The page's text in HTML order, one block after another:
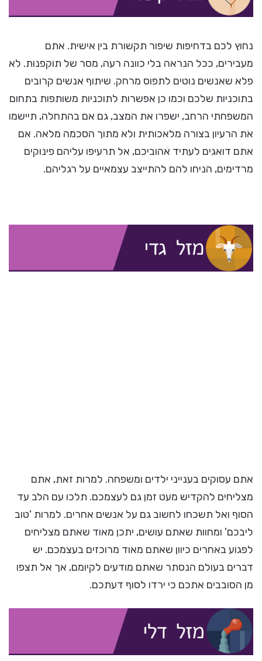
נחוץ לכם בדחיפות שיפור תקשורת בין אישית. אתם
מעבירים, ככל הנראה בלי כוונה רעה, מסר של תוקפנות. לא
פלא שאנשים נוטים לתפוס מרחק. שיתוף אנשים קרובים
בתוכניות שלכם וכמו כן אפשרות לתוכניות משותפות בתחום
המשפחתי הרחב, ישפרו את המצב, גם אם בהתחלה, תיישמו
את הרעיון בצורה מלאכותית ולא מתוך הסכמה מלאה. אם
אתם דואגים לעתיד אהוביכם, אל תרעיפו עליהם פינוקים
מרדימים, הניחו להם להתייצב עצמאיים על רגליהם.
אתם עסוקים בענייני ילדים ומשפחה. למרות זאת, אתם
מצליחים להקדיש מעט זמן גם לעצמכם. תלכו עם הלב עד
הסוף ואל תשכחו לחשוב גם על אנשים אחרים. למרות 'טוב
ליבכם' ומחוות שאתם עושים, יתכן מאוד שאתם מצליחים
לפגוע באחרים כיוון שאתם מאוד מרוכזים בעצמכם. יש
דברים בעולם הנסתר שאתם מודעים לקיומם, אך אל תצפו
מן הסובבים אתכם כי ירדו לסוף דעתכם.